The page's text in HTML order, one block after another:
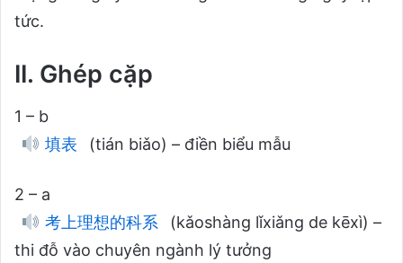
tức.
II. Ghép cặp
1 – b
填表
(tián biǎo) – điền biểu mẫu
2 – a
考上理想的科系
(kǎoshàng lǐxiǎng de kēxì) –
thi đỗ vào chuyên ngành lý tưởng